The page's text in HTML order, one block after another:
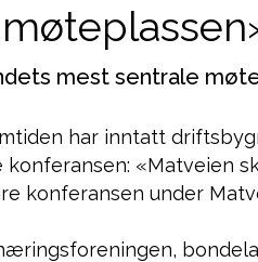
mest sentrale
har inntatt
«Matveien
konferansen under